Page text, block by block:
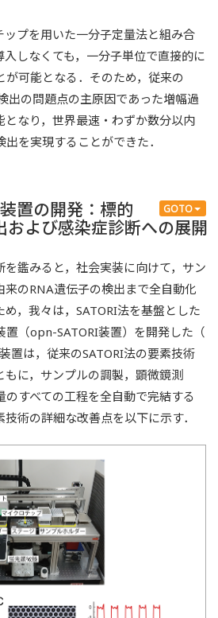
ップを用いた一分子定量法と組み合
しなくても，一分子単位で直接的に
が可能となる．そのため，従来の
出の問題点の主原因であった増幅過
なり，世界最速・わずか数分以内
を実現することができた．
GOTO
置の開発：標的
および感染症診断への展開
鑑みると，社会実装に向けて，サン
来のRNA遺伝子の検出まで全自動化
，我々は，SATORI法を基盤とした
置（opn-SATORI装置）を開発した（
置は，従来のSATORI法の要素技術
もに，サンプルの調製，顕微鏡測
すべての工程を全自動で完結する
術の詳細な改善点を以下に示す．